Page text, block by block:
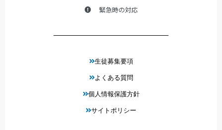
緊急時の対応
生徒募集要項
よくある質問
個人情報保護方針
サイトポリシー